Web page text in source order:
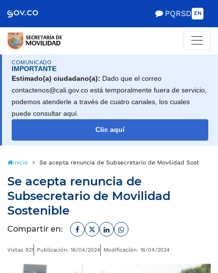
de Gobierno
PQRSD EN
COMUNICADO
IMPORTANTE
Estimado(a) ciudadano(a): Dado que el correo
contactenos@cali.gov.co está temporalmente fuera de servicio,
podemos atenderle a través de cuatro canales, los cuales
puede consultar aquí.
Clic aquí
Inicio Se acepta renuncia de Subsecretario de Movilidad Sostenible
Se acepta renuncia de
Subsecretario de Movilidad
Sostenible
Compartir en: Facebook
TwitterLinkedinWhatsapp
Vistas 921 Publicación: 16/04/2024 Modificación: 16/04/2024